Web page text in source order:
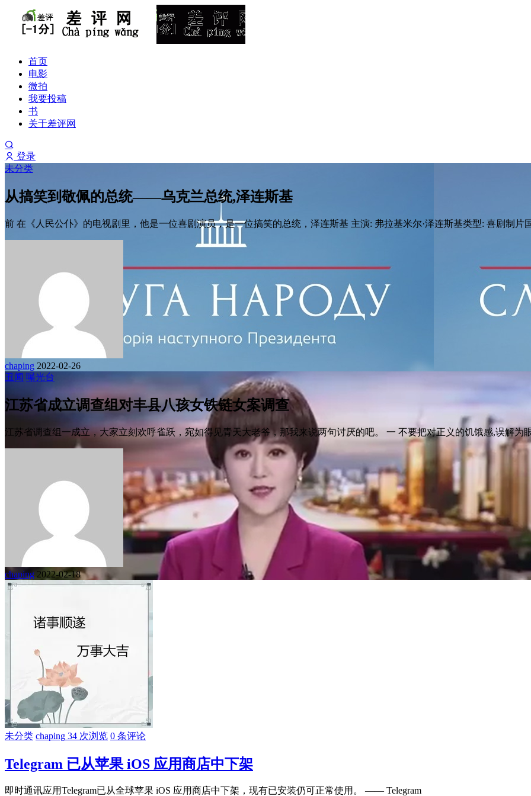
首页
电影
微拍
我要投稿
书
关于差评网
登录
未分类
从搞笑到敬佩的总统——乌克兰总统,泽连斯基
前 在《人民公仆》的电视剧里，他是一位喜剧演员，是一位搞笑的总统，泽连斯基 主演: 弗拉基米尔·泽连斯基类型: 喜剧制片
chaping 2022-02-26
丑闻 曝光台
江苏省成立调查组对丰县八孩女铁链女案调查
江苏省调查组一成立，大家立刻欢呼雀跃，宛如得见青天大老爷，那我来说两句讨厌的吧。 一 不要把对正义的饥饿感,误解为
chaping 2022-02-18
未分类 chaping 34 次浏览 0 条评论
Telegram 已从苹果 iOS 应用商店中下架
即时通讯应用Telegram已从全球苹果 iOS 应用商店中下架，现有已安装仍可正常使用。 —— Telegram